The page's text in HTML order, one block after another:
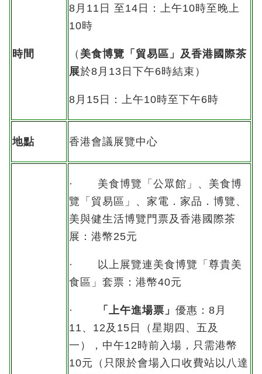
時間
8月11日 至14日：上午10時至晚上
10時
（ 美食博覽「貿易區」及香港國際茶
展於8月13日下午6時結束）
8月15日：上午10時至下午6時
地點 香港會議展覽中心
· 美食博覽「公眾館」、美食博
覽「貿易區」、家電．家品．博覽、
美與健生活博覽門票及香港國際茶
展：港幣25元
· 以上展覽連美食博覽「尊貴美
食區」套票：港幣40元
· 「上午進場票」 優惠：8月
11、12及15日（星期四、五及
一），中午12時前入場，只需港幣
10元（只限於會場入口收費站以八達